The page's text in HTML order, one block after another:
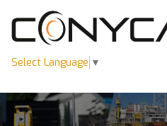
Select Language ▼